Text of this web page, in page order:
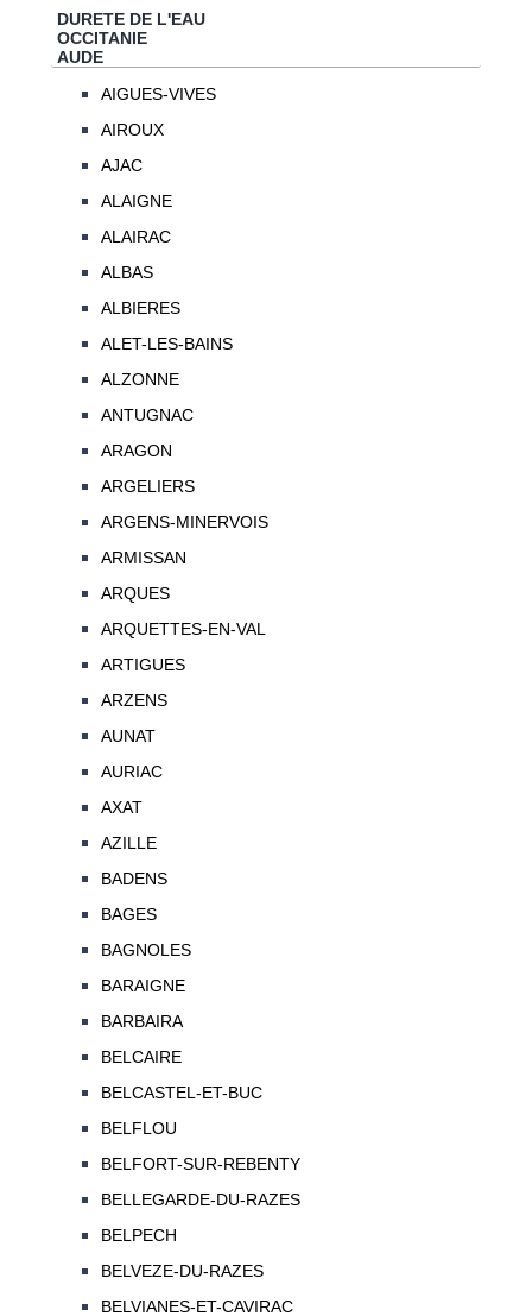
DURETE DE L'EAU
OCCITANIE
AUDE
AIGUES-VIVES
AIROUX
AJAC
ALAIGNE
ALAIRAC
ALBAS
ALBIERES
ALET-LES-BAINS
ALZONNE
ANTUGNAC
ARAGON
ARGELIERS
ARGENS-MINERVOIS
ARMISSAN
ARQUES
ARQUETTES-EN-VAL
ARTIGUES
ARZENS
AUNAT
AURIAC
AXAT
AZILLE
BADENS
BAGES
BAGNOLES
BARAIGNE
BARBAIRA
BELCAIRE
BELCASTEL-ET-BUC
BELFLOU
BELFORT-SUR-REBENTY
BELLEGARDE-DU-RAZES
BELPECH
BELVEZE-DU-RAZES
BELVIANES-ET-CAVIRAC